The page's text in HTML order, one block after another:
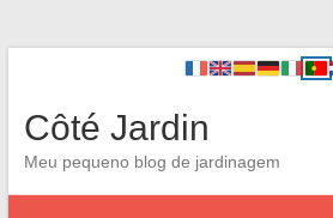
Côté Jardin
Meu pequeno blog de jardinagem